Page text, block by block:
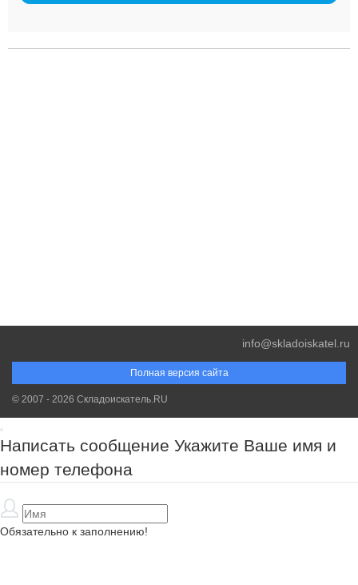
Полная версия сайта
info@skladoiskatel.ru
© 2007 - 2026 Складоискатель.RU
Написать сообщение Укажите Ваше имя и
номер телефона
Обязательно к заполнению!